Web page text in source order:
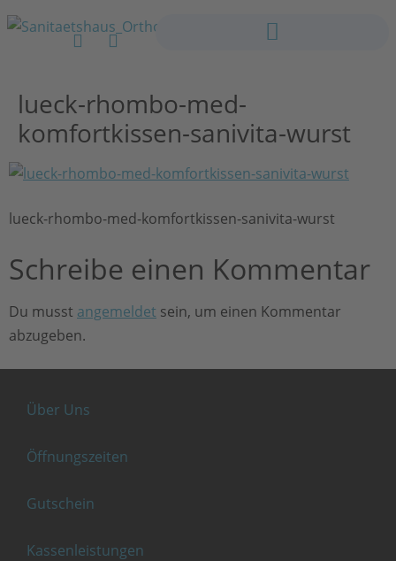
lueck-rhombo-med-
komfortkissen-sanivita-wurst
lueck-rhombo-med-komfortkissen-sanivita-wurst
Schreibe einen Kommentar
Du musst angemeldet sein, um einen Kommentar
abzugeben.
Über Uns
Öffnungszeiten
Gutschein
Kassenleistungen